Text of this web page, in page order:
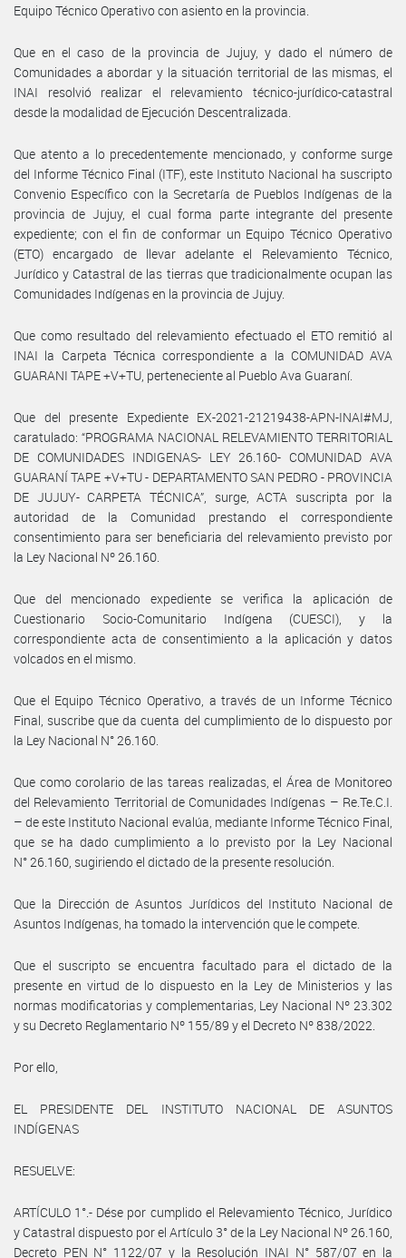
Equipo Técnico Operativo con asiento en la provincia.
Que en el caso de la provincia de Jujuy, y dado el número de
Comunidades a abordar y la situación territorial de las mismas, el
INAI resolvió realizar el relevamiento técnico-jurídico-catastral
desde la modalidad de Ejecución Descentralizada.
Que atento a lo precedentemente mencionado, y conforme surge
del Informe Técnico Final (ITF), este Instituto Nacional ha suscripto
Convenio Específico con la Secretaría de Pueblos Indígenas de la
provincia de Jujuy, el cual forma parte integrante del presente
expediente; con el fin de conformar un Equipo Técnico Operativo
(ETO) encargado de llevar adelante el Relevamiento Técnico,
Jurídico y Catastral de las tierras que tradicionalmente ocupan las
Comunidades Indígenas en la provincia de Jujuy.
Que como resultado del relevamiento efectuado el ETO remitió al
INAI la Carpeta Técnica correspondiente a la COMUNIDAD AVA
GUARANI TAPE +V+TU, perteneciente al Pueblo Ava Guaraní.
Que del presente Expediente EX-2021-21219438-APN-INAI#MJ,
caratulado: “PROGRAMA NACIONAL RELEVAMIENTO TERRITORIAL
DE COMUNIDADES INDIGENAS- LEY 26.160- COMUNIDAD AVA
GUARANÍ TAPE +V+TU - DEPARTAMENTO SAN PEDRO - PROVINCIA
DE JUJUY- CARPETA TÉCNICA”, surge, ACTA suscripta por la
autoridad de la Comunidad prestando el correspondiente
consentimiento para ser beneficiaria del relevamiento previsto por
la Ley Nacional Nº 26.160.
Que del mencionado expediente se verifica la aplicación de
Cuestionario Socio-Comunitario Indígena (CUESCI), y la
correspondiente acta de consentimiento a la aplicación y datos
volcados en el mismo.
Que el Equipo Técnico Operativo, a través de un Informe Técnico
Final, suscribe que da cuenta del cumplimiento de lo dispuesto por
la Ley Nacional N° 26.160.
Que como corolario de las tareas realizadas, el Área de Monitoreo
del Relevamiento Territorial de Comunidades Indígenas – Re.Te.C.I.
– de este Instituto Nacional evalúa, mediante Informe Técnico Final,
que se ha dado cumplimiento a lo previsto por la Ley Nacional
N° 26.160, sugiriendo el dictado de la presente resolución.
Que la Dirección de Asuntos Jurídicos del Instituto Nacional de
Asuntos Indígenas, ha tomado la intervención que le compete.
Que el suscripto se encuentra facultado para el dictado de la
presente en virtud de lo dispuesto en la Ley de Ministerios y las
normas modificatorias y complementarias, Ley Nacional Nº 23.302
y su Decreto Reglamentario Nº 155/89 y el Decreto Nº 838/2022.
Por ello,
EL PRESIDENTE DEL INSTITUTO NACIONAL DE ASUNTOS
INDÍGENAS
RESUELVE:
ARTÍCULO 1°.- Dése por cumplido el Relevamiento Técnico, Jurídico
y Catastral dispuesto por el Artículo 3° de la Ley Nacional Nº 26.160,
Decreto PEN N° 1122/07 y la Resolución INAI N° 587/07 en la